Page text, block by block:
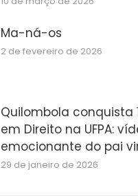
Ma-ná-os
2 de fevereiro de 2026
Quilombola conquista
em Direito na UFPA:
emocionante do pai
29 de janeiro de 2026